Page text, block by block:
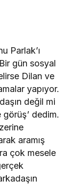
Parlak’ı
gün sosyal
Dilan ve
yapıyor.
değil mi
dedim.
aramış
çok mesele